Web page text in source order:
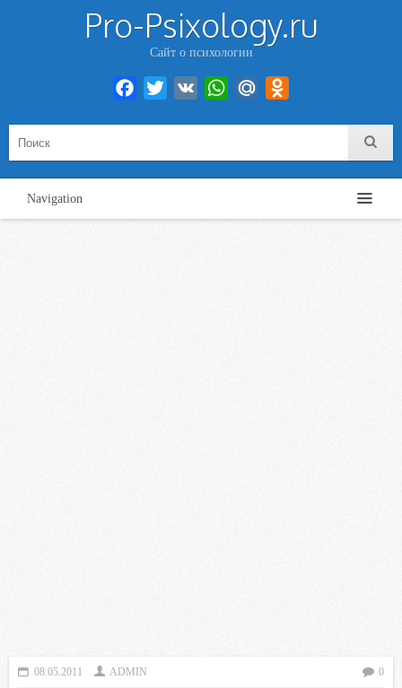
Pro-Psixology.ru
Сайт о психологии
Facebook
Twitter VK WhatsAppMail.Ru
Navigation
08.05.2011 ADMIN 0